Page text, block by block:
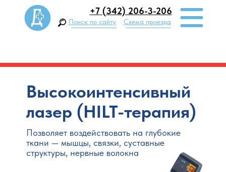
+7 (342) 206-3-206
Схема проезда
Поиск по сайту
Высокоинтенсивный
лазер (HILT-терапия)
Позволяет воздействовать на глубокие
ткани — мышцы, связки, суставные
структуры, нервные волокна